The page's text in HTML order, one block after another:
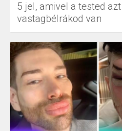
5 jel, amivel a tested
vastagbélrákod van